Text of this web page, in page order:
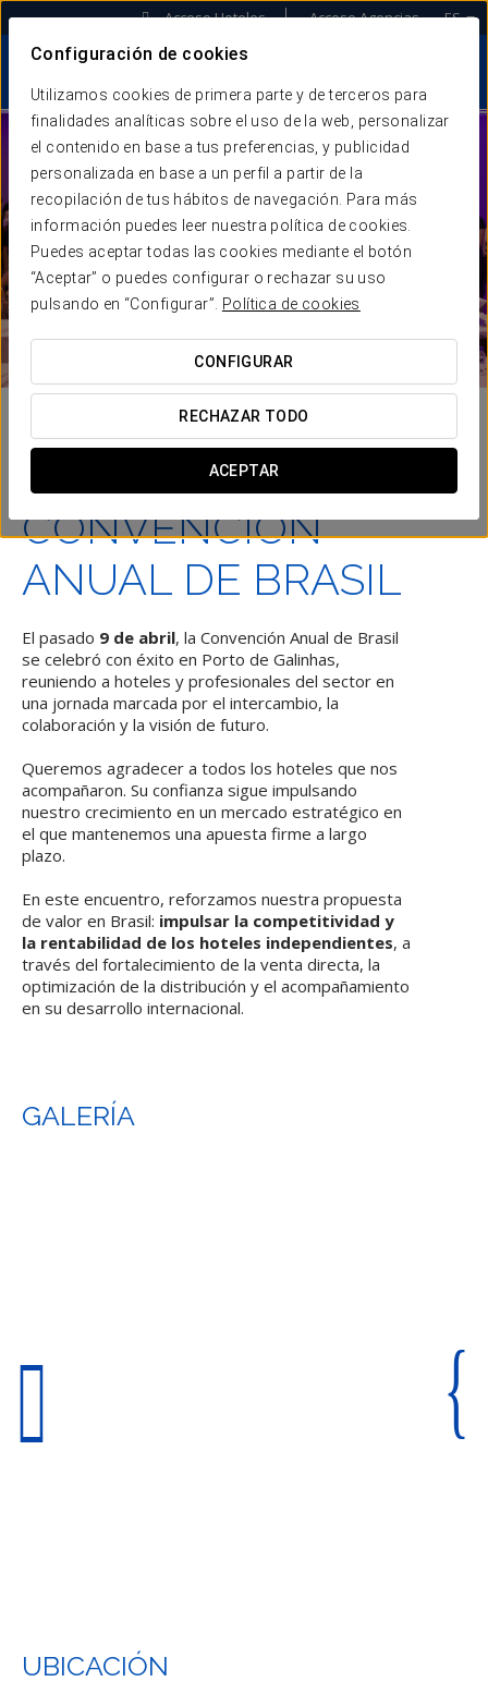
Configuración de cookies
Utilizamos cookies de primera parte y de terceros para
finalidades analíticas sobre el uso de la web, personalizar
el contenido en base a tus preferencias, y publicidad
personalizada en base a un perfil a partir de la
recopilación de tus hábitos de navegación. Para más
información puedes leer nuestra política de cookies.
Puedes aceptar todas las cookies mediante el botón
“Aceptar” o puedes configurar o rechazar su uso
pulsando en “Configurar”.
Política de cookies
CONFIGURAR
RECHAZAR TODO
ACEPTAR
Acceso Hoteles Acceso Agencias ES
CONVENCIÓN
ANUAL DE BRASIL
El pasado 9 de abril, la Convención Anual de Brasil
se celebró con éxito en Porto de Galinhas,
reuniendo a hoteles y profesionales del sector en
una jornada marcada por el intercambio, la
colaboración y la visión de futuro.
Queremos agradecer a todos los hoteles que nos
acompañaron. Su confianza sigue impulsando
nuestro crecimiento en un mercado estratégico en
el que mantenemos una apuesta firme a largo
plazo.
En este encuentro, reforzamos nuestra propuesta
de valor en Brasil: impulsar la competitividad y
la rentabilidad de los hoteles independientes, a
través del fortalecimiento de la venta directa, la
optimización de la distribución y el acompañamiento
en su desarrollo internacional.
GALERÍA
UBICACIÓN